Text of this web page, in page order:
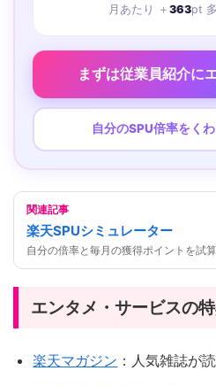
月あたり ＋ 363pt
まずは従業員紹介に
自分のSPU倍率をく
関連記事
楽天SPUシミュレーター
自分の倍率と毎月の獲得ポイントを試算
エンタメ・サービスの
楽天マガジン ：人気雑誌が